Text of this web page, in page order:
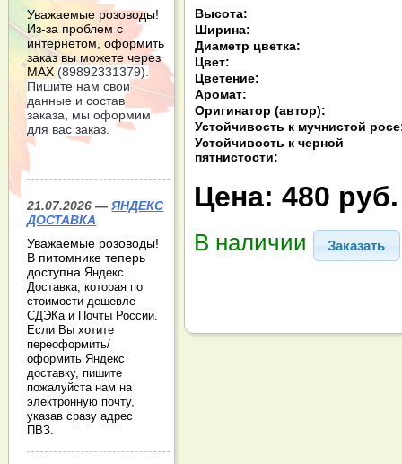
Высота:
Ширина:
Диаметр цветка:
Цвет:
Цветение:
Аромат:
Оригинатор (автор):
Устойчивость к мучнистой
Устойчивость к черной
пятнистости:
Цена: 480 руб.
В наличии Заказать
Уважаемые розоводы!
Из-за проблем с
интернетом, оформить
заказ вы можете через
МАХ (89892331379).
Пишите нам свои
данные и состав
заказа, мы оформим
для вас заказ.
21.07.2026 —ЯНДЕКС
ДОСТАВКА
Уважаемые розоводы!
В питомнике теперь
доступнаЯндекс
Доставка, которая по
стоимости дешевле
СДЭКа и Почты России.
Если Вы хотите
переоформить/
оформить Яндекс
доставку, пишите
пожалуйста нам на
электронную почту,
указав сразу адрес
ПВЗ.